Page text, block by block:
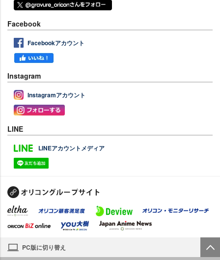
Facebook
Facebookアカウント
Instagram
Instagramアカウント
LINE
LINEアカウントメディア
PC版に切り替え